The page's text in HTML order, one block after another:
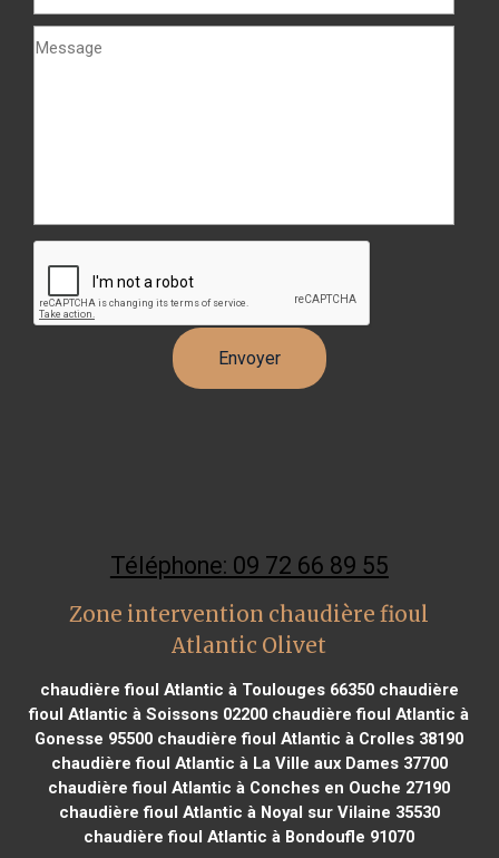
Téléphone: 09 72 66 89 55
Zone intervention chaudière fioul
Atlantic Olivet
chaudière fioul Atlantic à Toulouges 66350chaudière
fioul Atlantic à Soissons 02200 chaudière fioul Atlantic à
Gonesse 95500 chaudière fioul Atlantic à Crolles 38190
chaudière fioul Atlantic à La Ville aux Dames 37700
chaudière fioul Atlantic à Conches en Ouche 27190
chaudière fioul Atlantic à Noyal sur Vilaine 35530
chaudière fioul Atlantic à Bondoufle 91070